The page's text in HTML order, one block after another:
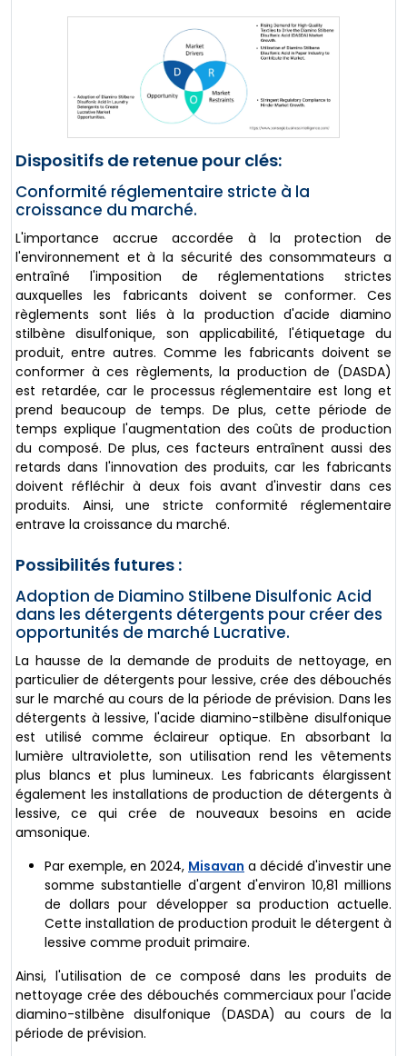
Dispositifs de retenue pour clés:
Conformité réglementaire stricte à la
croissance du marché.
L'importance accrue accordée à la protection de
l'environnement et à la sécurité des consommateurs a
entraîné l'imposition de réglementations strictes
auxquelles les fabricants doivent se conformer. Ces
règlements sont liés à la production d'acide diamino
stilbène disulfonique, son applicabilité, l'étiquetage du
produit, entre autres. Comme les fabricants doivent se
conformer à ces règlements, la production de (DASDA)
est retardée, car le processus réglementaire est long et
prend beaucoup de temps. De plus, cette période de
temps explique l'augmentation des coûts de production
du composé. De plus, ces facteurs entraînent aussi des
retards dans l'innovation des produits, car les fabricants
doivent réfléchir à deux fois avant d'investir dans ces
produits. Ainsi, une stricte conformité réglementaire
entrave la croissance du marché.
Possibilités futures :
Adoption de Diamino Stilbene Disulfonic Acid
dans les détergents détergents pour créer des
opportunités de marché Lucrative.
La hausse de la demande de produits de nettoyage, en
particulier de détergents pour lessive, crée des débouchés
sur le marché au cours de la période de prévision. Dans les
détergents à lessive, l'acide diamino-stilbène disulfonique
est utilisé comme éclaireur optique. En absorbant la
lumière ultraviolette, son utilisation rend les vêtements
plus blancs et plus lumineux. Les fabricants élargissent
également les installations de production de détergents à
lessive, ce qui crée de nouveaux besoins en acide
amsonique.
Par exemple, en 2024, Misavan a décidé d'investir une
somme substantielle d'argent d'environ 10,81 millions
de dollars pour développer sa production actuelle.
Cette installation de production produit le détergent à
lessive comme produit primaire.
Ainsi, l'utilisation de ce composé dans les produits de
nettoyage crée des débouchés commerciaux pour l'acide
diamino-stilbène disulfonique (DASDA) au cours de la
période de prévision.